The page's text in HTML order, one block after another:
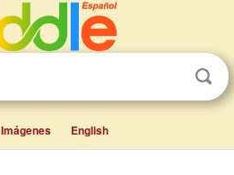
Imágenes English